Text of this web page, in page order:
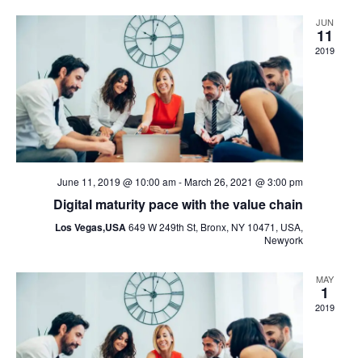
JUN
11
2019
June 11, 2019 @ 10:00 am-March 26, 2021 @ 3:00 pm
Digital maturity pace with the value chain
Los Vegas,USA649 W 249th St, Bronx, NY 10471, USA,
Newyork
MAY
1
2019